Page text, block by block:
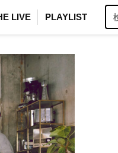
LIVE PLAYLIST
索: